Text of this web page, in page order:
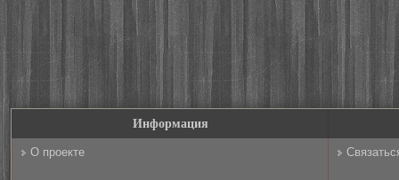
Информация
О проекте